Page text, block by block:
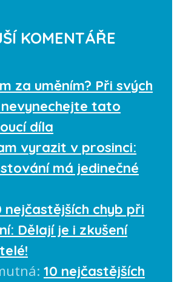
KOMENTÁŘE
za uměním? Při svých
tato
díla
vyrazit v prosinci:
má jedinečné
nejčastějších chyb při
Dělají je i zkušení
: 10 nejčastějších